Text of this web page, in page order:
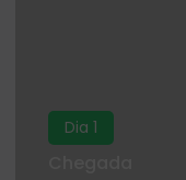
Dia 1